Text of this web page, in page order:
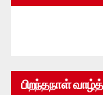
பிறந்தநாள்